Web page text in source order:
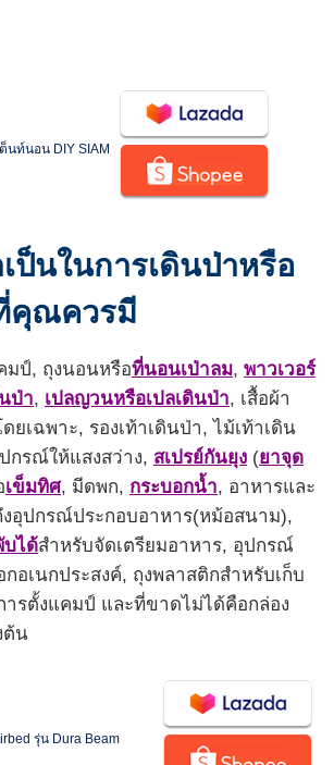
ต็นท์นอน DIY SIAM
ป็นในการเดินป่าหรือ
คุณควรมี
มป์, ถุงนอนหรือที่นอนเป่าลม, พาวเวอร์
ป่า, เปลญวนหรือเปลเดินป่า, เสื้อผ้า
ยเฉพาะ, รองเท้าเดินป่า, ไม้เท้าเดิน
กรณ์ให้แสงสว่าง, สเปรย์กันยุง (ยาจุด
เข็มทิศ, มีดพก, กระบอกน้ำ, อาหารและ
งอุปกรณ์ประกอบอาหาร(หม้อสนาม),
บได้สำหรับจัดเตรียมอาหาร, อุปกรณ์
อเนกประสงค์, ถุงพลาสติกสำหรับเก็บ
ารตั้งแคมป์ และที่ขาดไม่ได้คือกล่อง
ต้น
รุ่น Dura Beam